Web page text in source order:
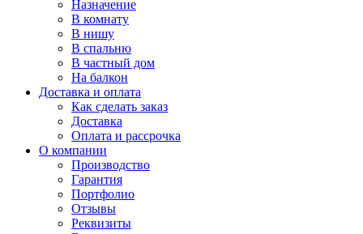
Назначение
В комнату
В нишу
В спальню
В частный дом
На балкон
Доставка и оплата
Как сделать заказ
Доставка
Оплата и рассрочка
О компании
Производство
Гарантия
Портфолио
Отзывы
Реквизиты